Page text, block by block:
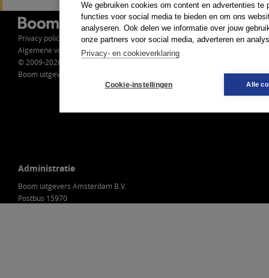
We gebruiken cookies om content en advertenties te
functies voor social media te bieden en om ons
analyseren. Ook delen we informatie over jouw
onze partners voor social media, adverteren en
Privacy- en cookieverklaring
Cookie-instellingen Alle
Privacy policy
Algemene voorwaarden
© 2009-2026
Boom uitgevers Amsterdam
Redactieadres
Christen Democratische
Verkenningen
2500 GL Den Haag
Administratie
Boom uitgevers Amsterdam B.V.
Postbus 15970